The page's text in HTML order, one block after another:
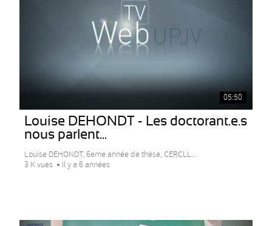
05:50
Louise DEHONDT - Les doctorant.e.s
nous parlent...
Louise DEHONDT, 6eme année de thèse, CERCLL...
3 K vues
Il y a 6 années